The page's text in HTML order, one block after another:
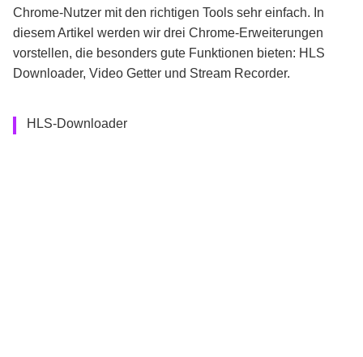
Chrome-Nutzer mit den richtigen Tools sehr einfach. In
diesem Artikel werden wir drei Chrome-Erweiterungen
vorstellen, die besonders gute Funktionen bieten: HLS
Downloader, Video Getter und Stream Recorder.
HLS-Downloader